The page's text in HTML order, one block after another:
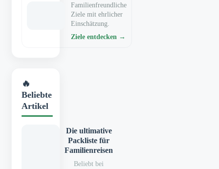
Familienfreundliche
Ziele mit ehrlicher
Einschätzung.
Ziele entdecken →
🔥
Beliebte
Artikel
Die ultimative
Packliste für
Familienreisen
Beliebt bei